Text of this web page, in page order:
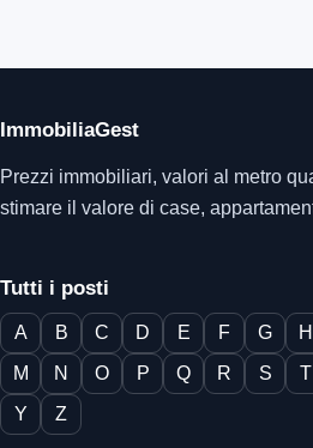
ImmobiliaGest
Prezzi immobiliari, valori al metro
stimare il valore di case,
Tutti i posti
A B C D E F G H
M
N O P Q R S T
Y
Z